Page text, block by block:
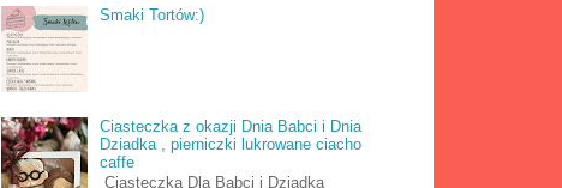
Smaki Tortów:)
Ciasteczka z okazji Dnia Babci i Dnia
Dziadka , pierniczki lukrowane ciacho
caffe
Ciasteczka Dla Babci i Dziadka